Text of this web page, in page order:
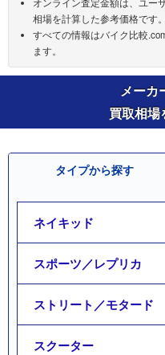
相場を計算した参考価格です。
すべての情報はバイク比較
ます。
メーカ
買取相場
タイプから探す
ネイキッド
スポーツ／レプリカ
ストリート／モタード
スクーター